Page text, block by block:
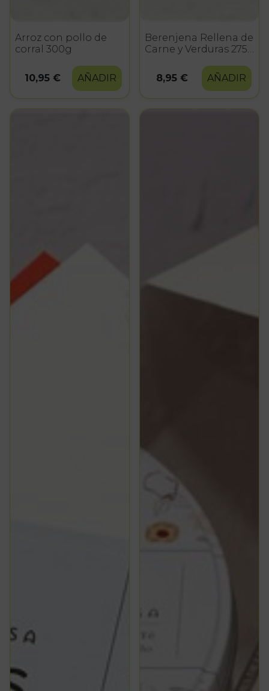
Arroz con pollo de
corral 300g
10,95 € AÑADIR
Berenjena Rellena de
Carne y Verduras 275
8,95 €
AÑADIR